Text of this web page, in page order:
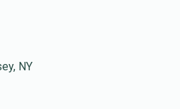
NY